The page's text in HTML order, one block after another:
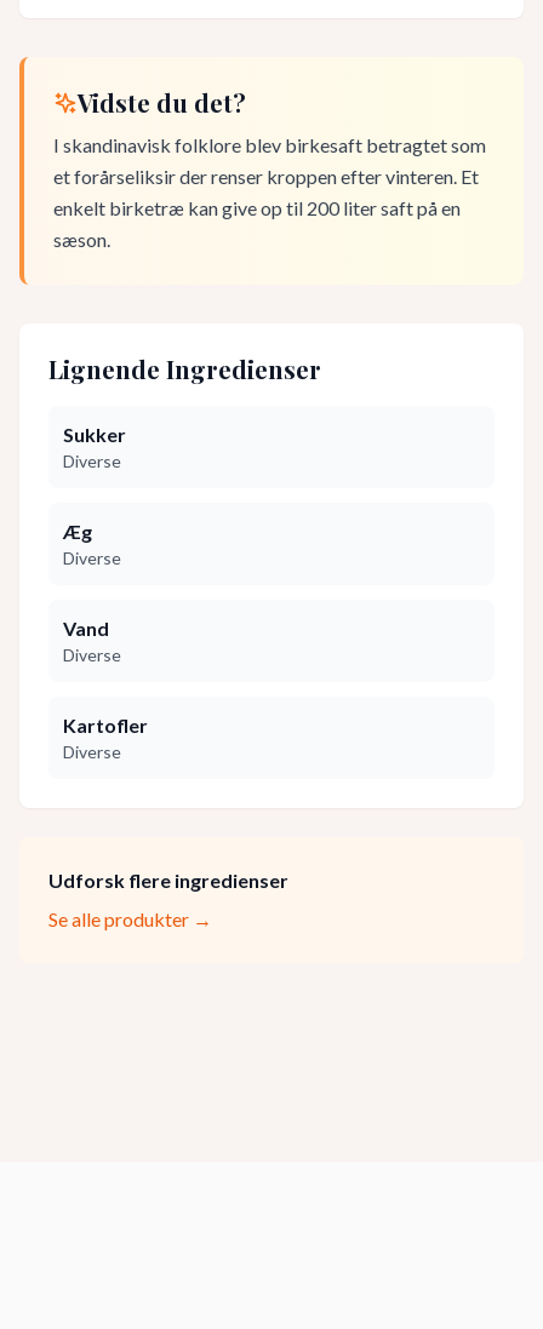
Vidste du det?
I skandinavisk folklore blev birkesaft betragtet som
et forårseliksir der renser kroppen efter vinteren. Et
enkelt birketræ kan give op til 200 liter saft på en
sæson.
Lignende Ingredienser
Sukker
Diverse
Æg
Diverse
Vand
Diverse
Kartofler
Diverse
Udforsk flere ingredienser
Se alle produkter →